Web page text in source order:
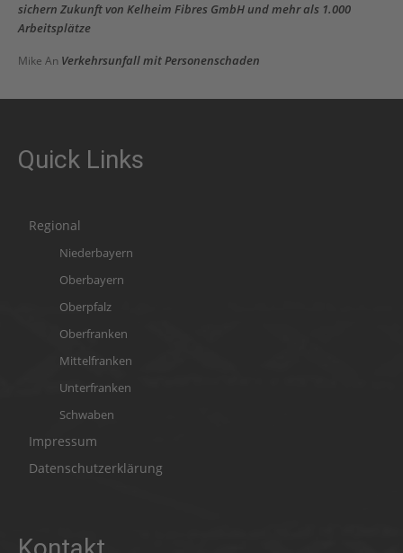
sichern Zukunft von Kelheim Fibres GmbH und mehr als 1.000
Arbeitsplätze
Mike An Verkehrsunfall mit Personenschaden
Quick Links
Regional
Niederbayern
Oberbayern
Oberpfalz
Oberfranken
Mittelfranken
Unterfranken
Schwaben
Impressum
Datenschutzerklärung